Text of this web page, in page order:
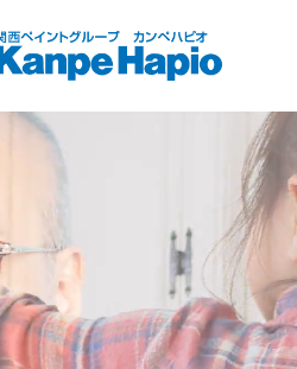
サブメニュー開
閉